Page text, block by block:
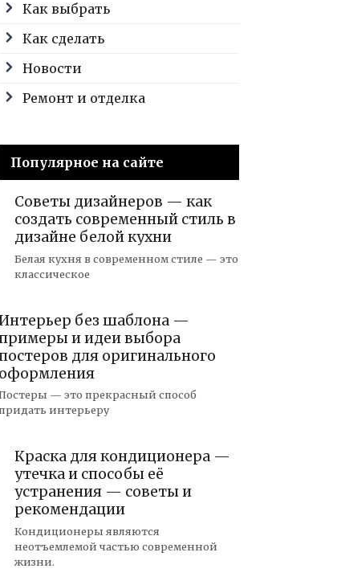
Как выбрать
Как сделать
Новости
Ремонт и отделка
Популярное на сайте
Советы дизайнеров — как
создать современный стиль в
дизайне белой кухни
Белая кухня в современном стиле — это
классическое
без шаблона —
и идеи выбора
для оригинального
оформления
— это прекрасный способ
интерьеру
Краска для кондиционера —
утечка и способы её
устранения — советы и
рекомендации
Кондиционеры являются
неотъемлемой частью современной
жизни.